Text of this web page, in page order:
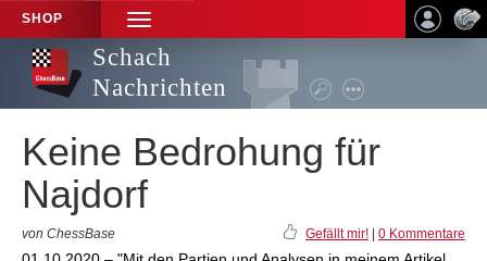
SHOP
TOGGLE
NAVIGATION
Schach
Nachrichten
Keine Bedrohung für
Najdorf
von ChessBase Gefällt mir! 0 Kommentare